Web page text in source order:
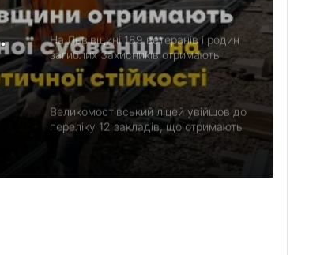
На Львівщині 189 ветеранів і родин
загиблих Захисників отримають
компенсацію на житло
Великомостівський ліцей увійшов до
переліку 12 закладів, що отримають
держсубвенцію на енергостійкість